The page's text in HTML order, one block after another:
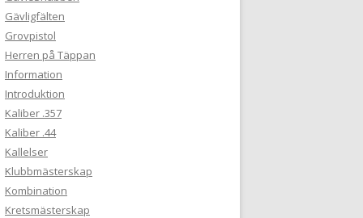
Gävligfälten
Grovpistol
Herren på Täppan
Information
Introduktion
Kaliber .357
Kaliber .44
Kallelser
Klubbmästerskap
Kombination
Kretsmästerskap